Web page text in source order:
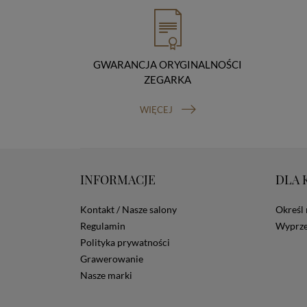
GWARANCJA ORYGINALNOŚCI
ZEGARKA
WIĘCEJ
INFORMACJE
Kontakt / Nasze salony
Regulamin
Polityka prywatności
Grawerowanie
Nasze marki
DLA
Określ